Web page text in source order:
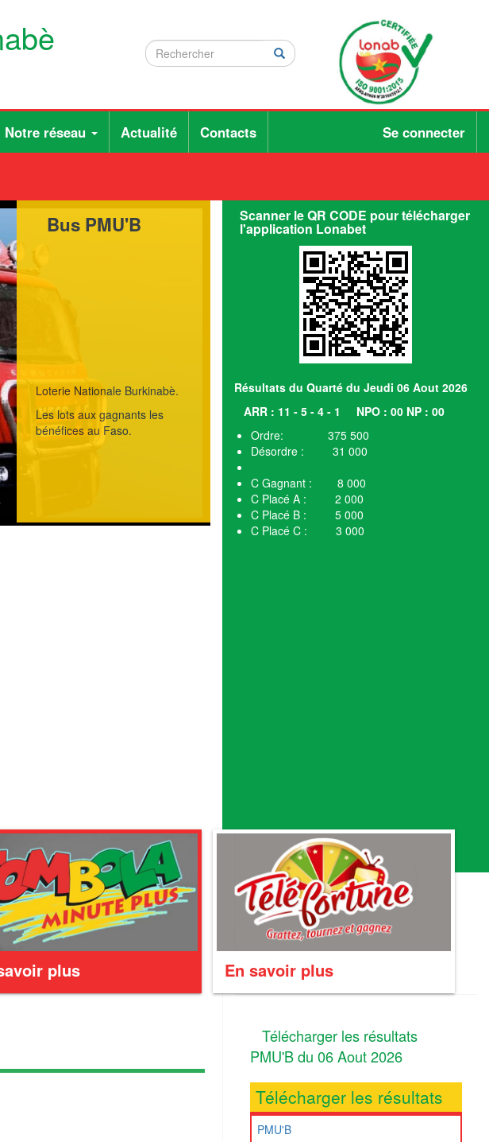
Rechercher
Rechercher Rechercher
Notre réseau Actualité Contacts Se connecter
Bus PMU'B
Loterie Nationale Burkinabè.
Les lots aux gagnants les
bénéfices au Faso.
Scanner le QR CODE pour télécharger
l'application Lonabet
Résultats du Quarté du Jeudi 06 Aout 2026
ARR : 11 - 5 - 4 - 1 NPO : 00 NP : 00
Ordre: 375 500
Désordre : 31 000
C Gagnant : 8 000
C Placé A : 2 000
C Placé B : 5 000
C Placé C : 3 000
plus En savoir plus
Télécharger les résultats
PMU'B du 06 Aout 2026
Télécharger les résultats
PMU'B